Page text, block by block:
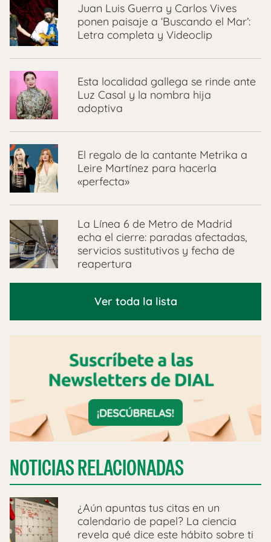
Juan Luis Guerra y Carlos Vives
ponen paisaje a ‘Buscando el Mar’:
Letra completa y Videoclip
Esta localidad gallega se rinde ante
Luz Casal y la nombra hija
adoptiva
El regalo de la cantante Metrika a
Leire Martínez para hacerla
«perfecta»
La Línea 6 de Metro de Madrid
echa el cierre: paradas afectadas,
servicios sustitutivos y fecha de
reapertura
Ver toda la lista
NOTICIAS RELACIONADAS
¿Aún apuntas tus citas en un
calendario de papel? La ciencia
revela qué dice este hábito sobre ti